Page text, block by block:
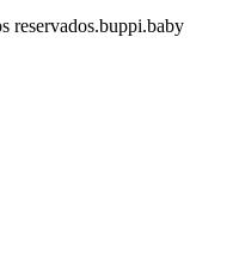
reservados.buppi.baby